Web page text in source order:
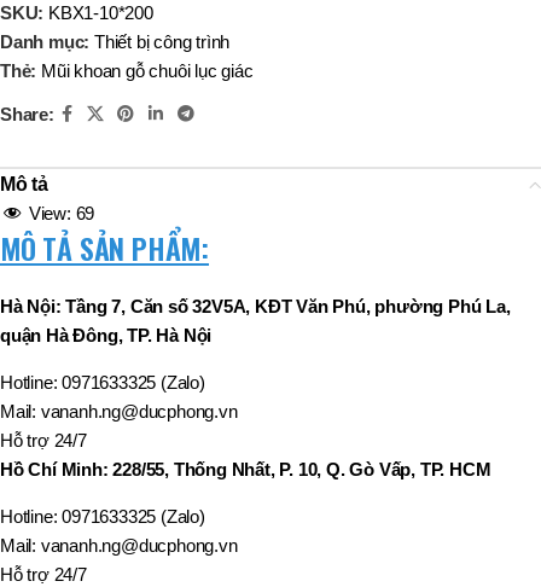
SKU: KBX1-10*200
Danh mục: Thiết bị công trình
Thẻ: Mũi khoan gỗ chuôi lục giác
Share:
Mô tả
View: 69
MÔ TẢ SẢN PHẨM:
Hà Nội: Tầng 7, Căn số 32V5A, KĐT Văn Phú, phường Phú La,
quận Hà Đông, TP. Hà Nội
Hotline: 0971633325 (Zalo)
Mail: vananh.ng@ducphong.vn
Hỗ trợ 24/7
Hồ Chí Minh: 228/55, Thống Nhất, P. 10, Q. Gò Vấp, TP. HCM
Hotline: 0971633325 (Zalo)
Mail: vananh.ng@ducphong.vn
Hỗ trợ 24/7